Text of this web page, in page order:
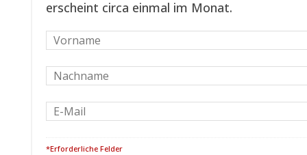
erscheint circa einmal im Monat.
*Erforderliche Felder